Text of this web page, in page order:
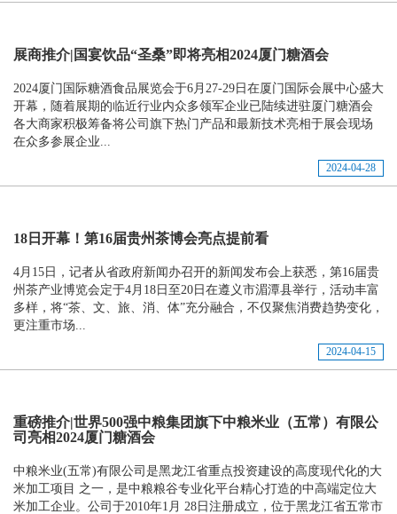
展商推介|国宴饮品“圣桑”即将亮相2024厦门糖酒会
2024厦门国际糖酒食品展览会于6月27-29日在厦门国际会展中心盛大
开幕，随着展期的临近行业内众多领军企业已陆续进驻厦门糖酒会
各大商家积极筹备将公司旗下热门产品和最新技术亮相于展会现场
在众多参展企业...
2024-04-28
18日开幕！第16届贵州茶博会亮点提前看
4月15日，记者从省政府新闻办召开的新闻发布会上获悉，第16届贵
州茶产业博览会定于4月18日至20日在遵义市湄潭县举行，活动丰富
多样，将“茶、文、旅、消、体”充分融合，不仅聚焦消费趋势变化，
更注重市场...
2024-04-15
重磅推介|世界500强中粮集团旗下中粮米业（五常）有限公
司亮相2024厦门糖酒会
中粮米业(五常)有限公司是黑龙江省重点投资建设的高度现代化的大
米加工项目 之一，是中粮粮谷专业化平台精心打造的中高端定位大
米加工企业。公司于2010年1月 28日注册成立，位于黑龙江省五常市